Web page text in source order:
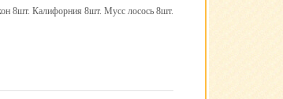
8шт. Калифорния 8шт. Мусс лосось 8шт.